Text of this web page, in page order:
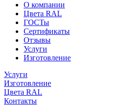
О компании
Цвета RAL
ГОСТы
Сертификаты
Отзывы
Услуги
Изготовление
Услуги
Изготовление
Цвета RAL
Контакты